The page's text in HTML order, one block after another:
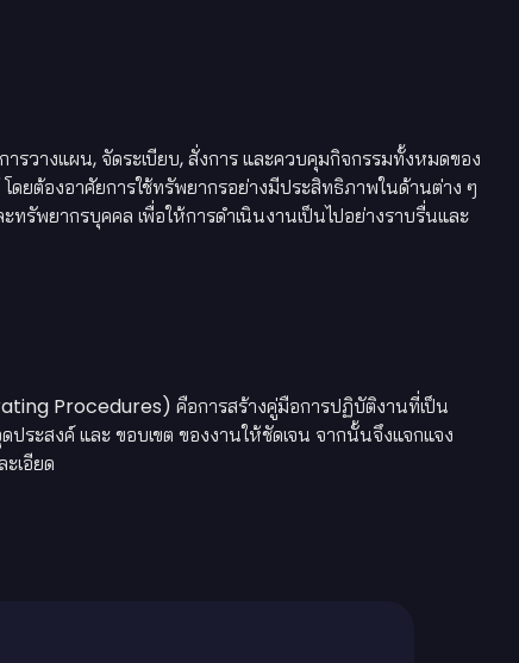
รวางแผน, จัดระเบียบ, สั่งการ และควบคุมกิจกรรมทั้งหมดของ
โดยต้องอาศัยการใช้ทรัพยากรอย่างมีประสิทธิภาพในด้านต่าง ๆ
ะทรัพยากรบุคคล เพื่อให้การดำเนินงานเป็นไปอย่างราบรื่นและ
Procedures) คือการสร้างคู่มือการปฏิบัติงานที่เป็น
ประสงค์ และ ขอบเขต ของงานให้ชัดเจน จากนั้นจึงแจกแจง
เอียด